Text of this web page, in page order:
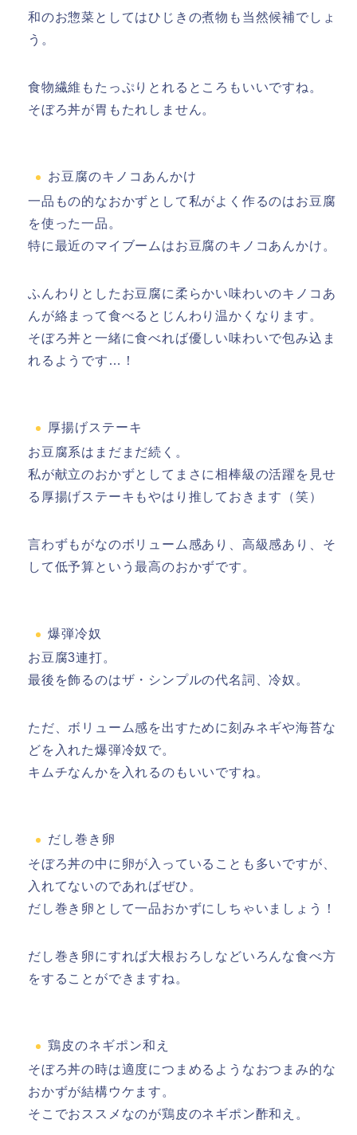
和のお惣菜としてはひじきの煮物も当然候補でしょ
う。
食物繊維もたっぷりとれるところもいいですね。
そぼろ丼が胃もたれしません。
お豆腐のキノコあんかけ
一品もの的なおかずとして私がよく作るのはお豆腐
を使った一品。
特に最近のマイブームはお豆腐のキノコあんかけ。
ふんわりとしたお豆腐に柔らかい味わいのキノコあ
んが絡まって食べるとじんわり温かくなります。
そぼろ丼と一緒に食べれば優しい味わいで包み込ま
れるようです…！
厚揚げステーキ
お豆腐系はまだまだ続く。
私が献立のおかずとしてまさに相棒級の活躍を見せ
る厚揚げステーキもやはり推しておきます（笑）
言わずもがなのボリューム感あり、高級感あり、そ
して低予算という最高のおかずです。
爆弾冷奴
お豆腐3連打。
最後を飾るのはザ・シンプルの代名詞、冷奴。
ただ、ボリューム感を出すために刻みネギや海苔な
どを入れた爆弾冷奴で。
キムチなんかを入れるのもいいですね。
だし巻き卵
そぼろ丼の中に卵が入っていることも多いですが、
入れてないのであればぜひ。
だし巻き卵として一品おかずにしちゃいましょう！
だし巻き卵にすれば大根おろしなどいろんな食べ方
をすることができますね。
鶏皮のネギポン和え
そぼろ丼の時は適度につまめるようなおつまみ的な
おかずが結構ウケます。
そこでおススメなのが鶏皮のネギポン酢和え。